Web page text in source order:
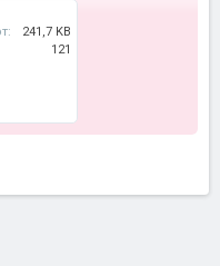
241,7 KB
121